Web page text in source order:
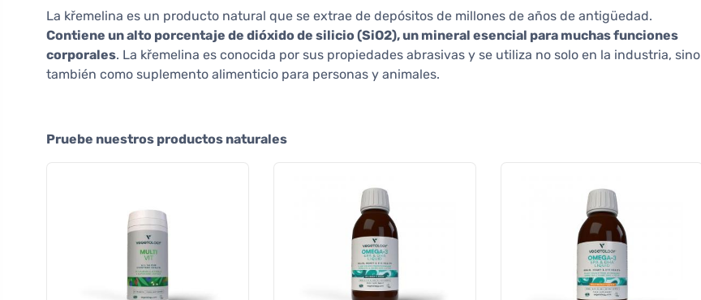
La křemelina es un producto natural que se extrae de depósitos de millones de años de antigüedad.
Contiene un alto porcentaje de dióxido de silicio (SiO2), un mineral esencial para muchas funciones
corporales. La křemelina es conocida por sus propiedades abrasivas y se utiliza no solo en la industria, sino
también como suplemento alimenticio para personas y animales.
Pruebe nuestros productos naturales